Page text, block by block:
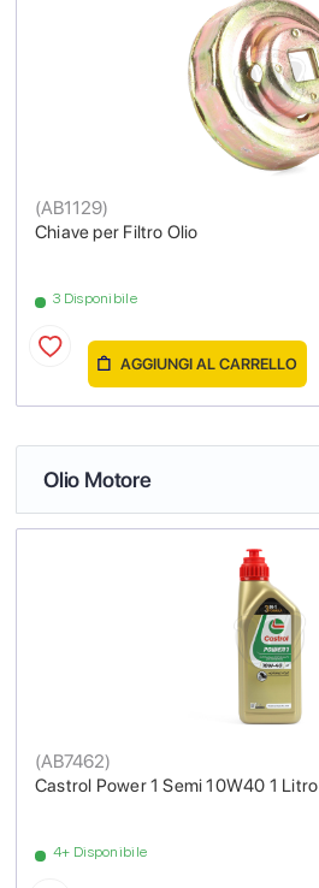
Chiave per Filtro Olio
(AB1129)
3 Disponibile
AGGIUNGI AL CARRELLO
Olio Motore
Castrol Power 1 Semi 10W40 1 Litro
(AB7462)
4+ Disponibile